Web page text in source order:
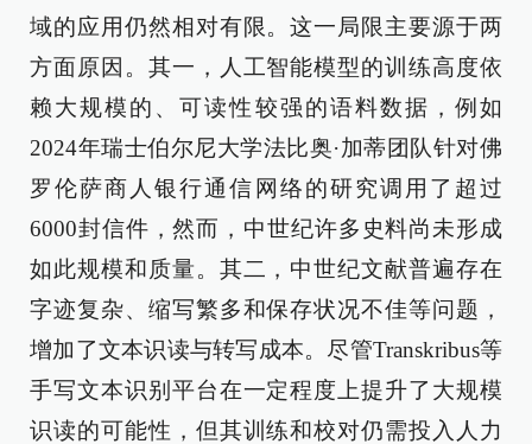
域的应用仍然相对有限。这一局限主要源于两
方面原因。其一，人工智能模型的训练高度依
赖大规模的、可读性较强的语料数据，例如
2024年瑞士伯尔尼大学法比奥·加蒂团队针对佛
罗伦萨商人银行通信网络的研究调用了超过
6000封信件，然而，中世纪许多史料尚未形成
如此规模和质量。其二，中世纪文献普遍存在
字迹复杂、缩写繁多和保存状况不佳等问题，
增加了文本识读与转写成本。尽管Transkribus等
手写文本识别平台在一定程度上提升了大规模
识读的可能性，但其训练和校对仍需投入人力